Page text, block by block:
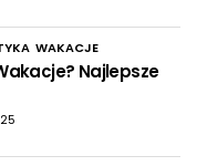
WAKACJE
Najlepsze